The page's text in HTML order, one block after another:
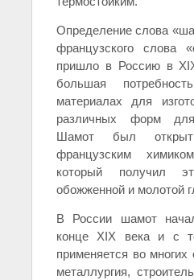
Определение слова
французского слова
пришло в Россию в
большая
материалах для
различных форм
Шамот был
французским
который получил
обожженной и молотой
В России шамот
конце XIX века и с
применяется во многих
металлургия,